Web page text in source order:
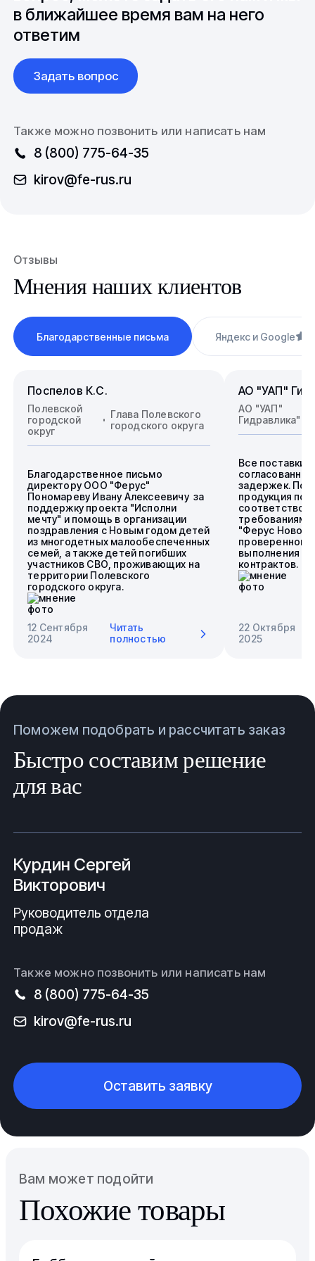
в ближайшее время вам на него
ответим
Задать вопрос
Также можно позвонить или написать нам
8 (800) 775-64-35
kirov@fe-rus.ru
Отзывы
Мнения наших клиентов
Благодарственные письма Яндекс и Google
Поспелов К.С.
Полевской
городской
округ
Глава Полевского
городского округа
Благодарственное письмо
директору ООО "Ферус"
Пономареву Ивану Алексеевичу за
поддержку проекта "Исполни
мечту" и помощь в организации
поздравления с Новым годом детей
из многодетных малообеспеченных
семей, а также детей погибших
участников СВО, проживающих на
территории Полевского
городского округа.
12 Сентября
2024
Читать
полностью
АО "УАП"
АО "УАП"
Гидравлика"
Все поставки
задержек.
продукция
требованиям.
"Ферус
проверенного
выполнения
контрактов.
22 Октября
2025
Поможем подобрать и рассчитать заказ
Быстро составим решение
для вас
Курдин Сергей
Викторович
Руководитель отдела
продаж
Также можно позвонить или написать нам
8 (800) 775-64-35
kirov@fe-rus.ru
Оставить заявку
Вам может подойти
Похожие товары